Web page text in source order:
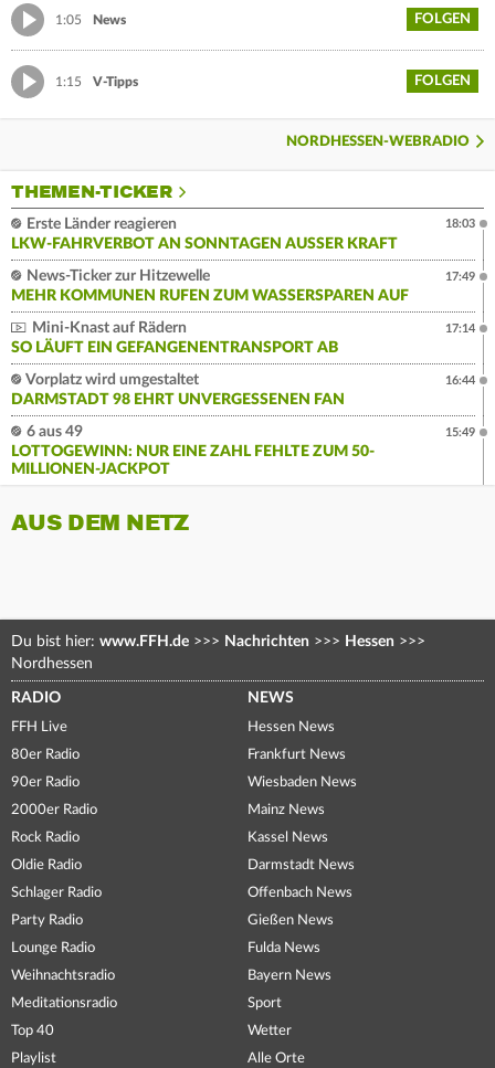
1:05 News FOLGEN
1:15 V-Tipps FOLGEN
NORDHESSEN-WEBRADIO
THEMEN-TICKER
Erste Länder reagieren
LKW-FAHRVERBOT AN SONNTAGEN AUSSER KRAFT
18:03
News-Ticker zur Hitzewelle
MEHR KOMMUNEN RUFEN ZUM WASSERSPAREN AUF
17:49
Mini-Knast auf Rädern
SO LÄUFT EIN GEFANGENENTRANSPORT AB
17:14
Vorplatz wird umgestaltet
DARMSTADT 98 EHRT UNVERGESSENEN FAN
16:44
6 aus 49
LOTTOGEWINN: NUR EINE ZAHL FEHLTE ZUM 50-
MILLIONEN-JACKPOT
15:49
AUS DEM NETZ
Du bist hier: www.FFH.de >>> Nachrichten >>> Hessen >>>
Nordhessen
RADIO
FFH Live
80er Radio
90er Radio
2000er Radio
Rock Radio
Oldie Radio
Schlager Radio
Party Radio
Lounge Radio
Weihnachtsradio
Meditationsradio
Top 40
Playlist
NEWS
Hessen News
Frankfurt News
Wiesbaden News
Mainz News
Kassel News
Darmstadt News
Offenbach News
Gießen News
Fulda News
Bayern News
Sport
Wetter
Alle Orte